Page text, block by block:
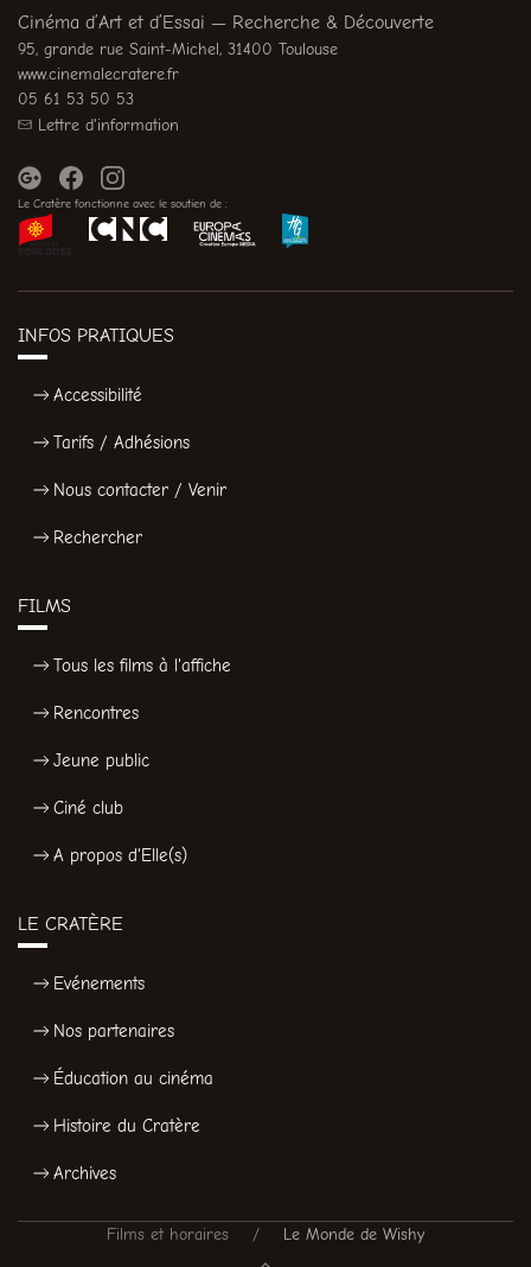
Cinéma d’Art et d’Essai — Recherche & Découverte
95, grande rue Saint-Michel, 31400 Toulouse
www.cinemalecratere.fr
05 61 53 50 53
Lettre d'information
Le Cratère fonctionne avec le soutien de :
INFOS PRATIQUES
Accessibilité
Tarifs / Adhésions
Nous contacter / Venir
Rechercher
FILMS
Tous les films à l'affiche
Rencontres
Jeune public
Ciné club
A propos d'Elle(s)
LE CRATÈRE
Evénements
Nos partenaires
Éducation au cinéma
Histoire du Cratère
Archives
Films et horaires Le Monde de Wishy